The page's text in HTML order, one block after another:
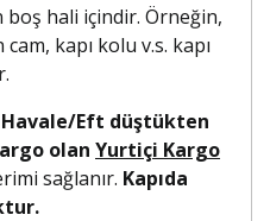
hali içindir. Örneğin,
kapı kolu v.s. kapı
Havale/Eft düştükten
olan Yurtiçi Kargo
sağlanır. Kapıda